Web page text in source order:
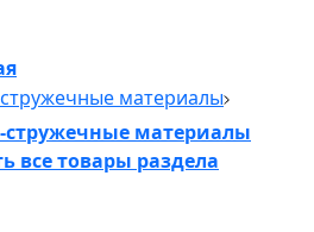
материалы
стружечные материалы
все товары раздела